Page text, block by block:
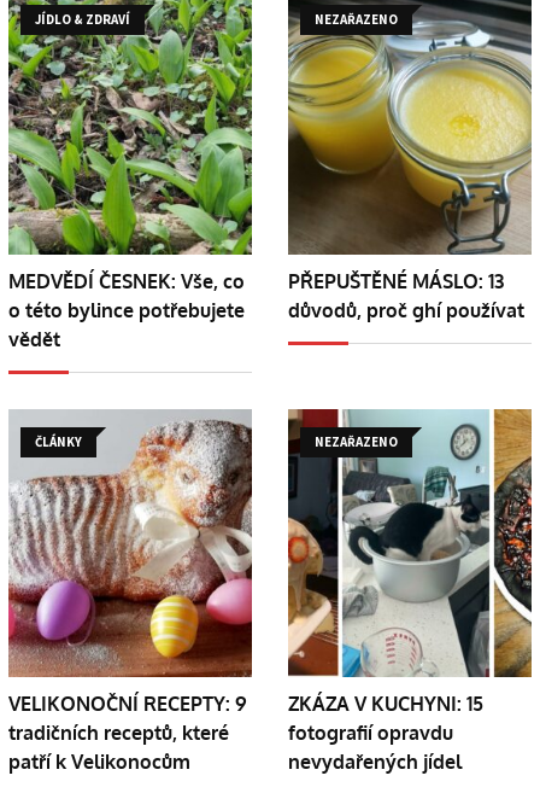
JÍDLO & ZDRAVÍ
MEDVĚDÍ ČESNEK: Vše, co
o této bylince potřebujete
vědět
NEZAŘAZENO
PŘEPUŠTĚNÉ MÁSLO: 13
důvodů, proč ghí používat
ČLÁNKY
VELIKONOČNÍ RECEPTY: 9
tradičních receptů, které
patří k Velikonocům
NEZAŘAZENO
ZKÁZA V KUCHYNI: 15
fotografií opravdu
nevydařených jídel